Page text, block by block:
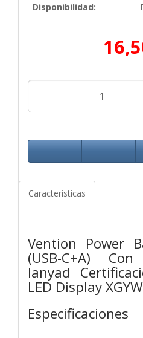
Disponibilidad:
Características
Vention Power
(USB-C+A)
lanyad
LED Display
Especificaciones